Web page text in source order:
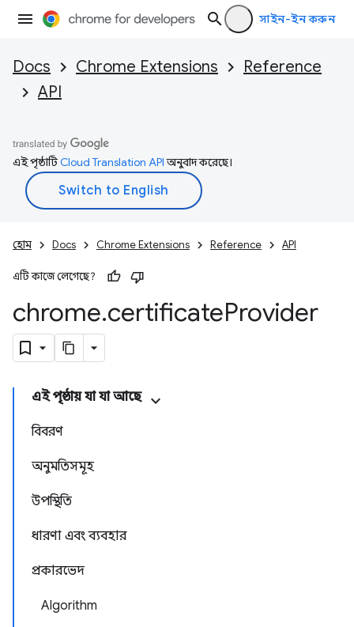
সাইন-ইন করুন
Docs Chrome Extensions
Reference
API
এই পৃষ্ঠাটিCloud Translation APIঅনুবাদ করেছে।
হোম Docs Chrome Extensions Reference API
এটি কাজে লেগেছে?
chrome.certificateProvider
এই পৃষ্ঠায় যা যা আছে
বিবরণ
অনুমতিসমূহ
উপস্থিতি
ধারণা এবং ব্যবহার
প্রকারভেদ
Algorithm